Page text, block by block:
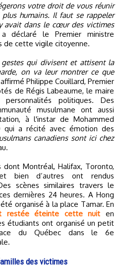
votre droit de vous réunir
humains. Il faut se rappeler
avait dans le cœur des victimes
déclaré le Premier ministre
de cette vigile citoyenne.
qui divisent et attisent la
on va leur montrer ce que
Philippe Couillard, Premier
de Régis Labeaume, le maire
politiques. Des
musulmane ont aussi
à l'instar de Mohammed
qui a récité avec émotion des
canadiens sont ici chez
dont Montréal, Halifax, Toronto,
et bien d’autres ont rendus
scènes similaires travers le
dernières 24 heures. A Hong
organisé à la place Tamar. En
restée éteinte cette nuit en
étudiants ont organisé un petit
du Québec dans le 6e
des victimes